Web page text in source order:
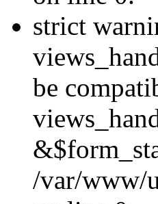
strict
be
/var/www/